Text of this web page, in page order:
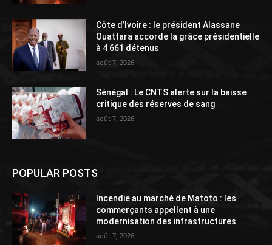
Côte d’Ivoire : le président Alassane
Ouattara accorde la grâce présidentielle
à 4 661 détenus
août 7, 2026
Sénégal : Le CNTS alerte sur la baisse
critique des réserves de sang
août 7, 2026
POPULAR POSTS
Incendie au marché de Matoto : les
commerçants appellent à une
modernisation des infrastructures
août 7, 2026